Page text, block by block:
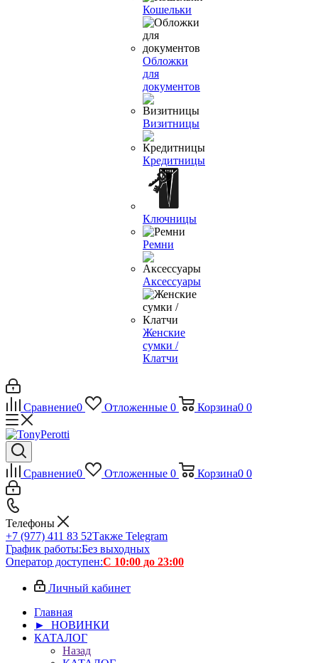
Кошельки
Обложки
для
документов
Визитницы
Кредитницы
Ключницы
Ремни
Аксессуары
Женские
сумки /
Клатчи
Сравнение0 Отложенные 0 Корзина0 0
Сравнение0 Отложенные 0 Корзина0 0
Телефоны
+7 (977) 411 83 52Также Telegram
График работы:Без выходных
Оператор доступен:С 10:00 до 23:00
Личный кабинет
Главная
► НОВИНКИ
КАТАЛОГ
Назад